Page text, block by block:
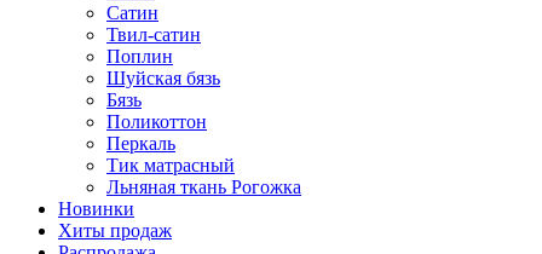
Сатин
Твил-сатин
Поплин
Шуйская бязь
Бязь
Поликоттон
Перкаль
Тик матрасный
Льняная ткань Рогожка
Новинки
Хиты продаж